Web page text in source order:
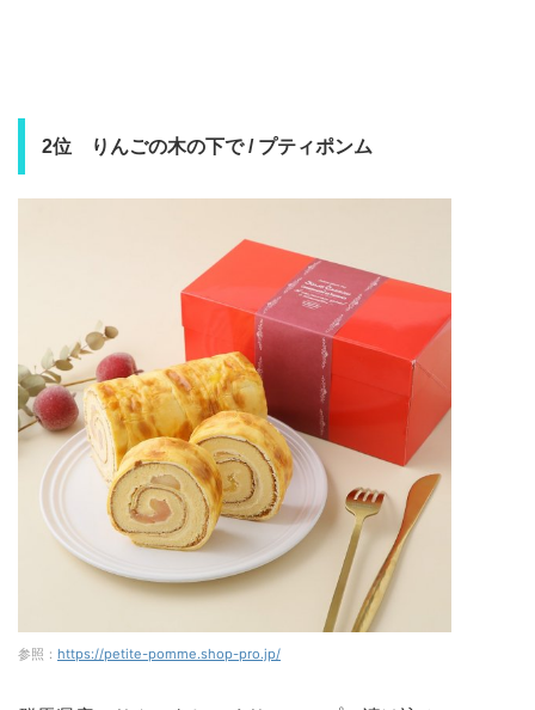
2位 りんごの木の下で / プティポンム
参照： https://petite-pomme.shop-pro.jp/